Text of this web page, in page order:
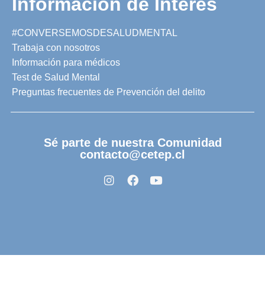
Información de Interés
#CONVERSEMOSDESALUDMENTAL
Trabaja con nosotros
Información para médicos
Test de Salud Mental
Preguntas frecuentes de Prevención del delito
Sé parte de nuestra Comunidad
contacto@cetep.cl